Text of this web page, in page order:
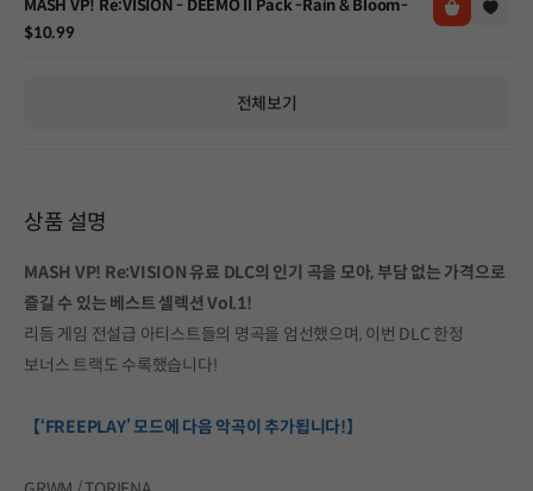
MASH VP! Re:VISION - DEEMO II Pack -Rain & Bloom-
$10.99
전체보기
상품 설명
MASH VP! Re:VISION 유료 DLC의 인기 곡을 모아, 부담 없는 가격으로
즐길 수 있는 베스트 셀렉션 Vol.1!
리듬 게임 전설급 아티스트들의 명곡을 엄선했으며, 이번 DLC 한정
보너스 트랙도 수록했습니다!
【‘FREEPLAY’ 모드에 다음 악곡이 추가됩니다!】